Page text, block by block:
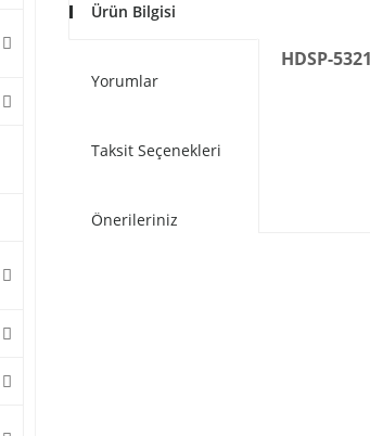
Ürün Bilgisi
Yorumlar
Taksit Seçenekleri
Önerileriniz
HDSP-